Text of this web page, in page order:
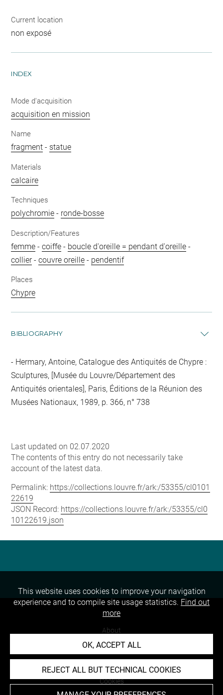
Current location
non exposé
INDEX
Mode d'acquisition
acquisition en mission
Name
fragment - statue
Materials
calcaire
Techniques
polychromie - ronde-bosse
Description/Features
femme -coiffe - boucle d'oreille = pendant d'oreille -
collier-couvre oreille - pendentif
Places
Chypre
BIBLIOGRAPHY
Hermary, Antoine, Catalogue des Antiquités de Chypre :
Sculptures, [Musée du Louvre/Département des
Antiquités orientales], Paris, Éditions de la Réunion des
Musées Nationaux, 1989, p. 366, n° 738
Last updated on 02.07.2020
The contents of this entry do not necessarily take
account of the latest data.
Permalink: https://collections.louvre.fr/ark:/53355/cl0101
22619
JSON Record: https://collections.louvre.fr/ark:/53355/cl0
10122619.json
About
Contact Us
Cookies
This website uses cookies to improve your navigation
experience and to compile site usage statistics. Find out
more
OK, ACCEPT ALL
REJECT ALL BUT TECHNICAL COOKIES